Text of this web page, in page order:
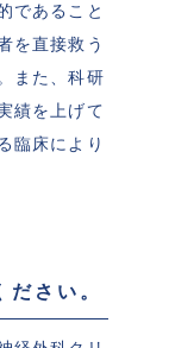
であること
を直接救う
また、科研
績を上げて
臨床により
さい。